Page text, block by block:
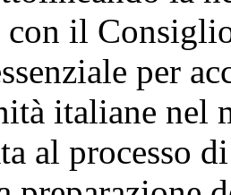
con il
per
italiane nel
al processo